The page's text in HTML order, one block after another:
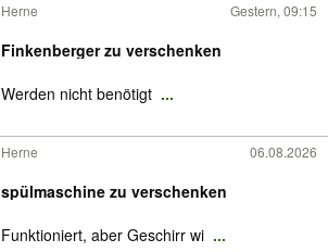
Herne Gestern, 09:15
Finkenberger zu verschenken
Werden nicht benötigt ...
Herne 06.08.2026
spülmaschine zu verschenken
Funktioniert, aber Geschirr wi ...